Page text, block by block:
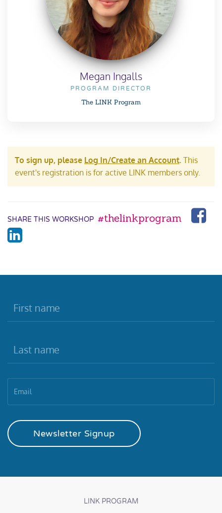
Megan Ingalls
PROGRAM DIRECTOR
The LINK Program
To sign up, please Log In/Create an Account. This
event's registration is for active LINK members only.
SHARE THIS WORKSHOP #thelinkprogram
Newsletter Signup
LINK PROGRAM